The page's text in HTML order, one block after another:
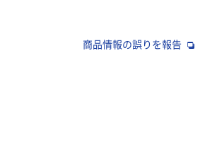
商品情報の誤りを報告